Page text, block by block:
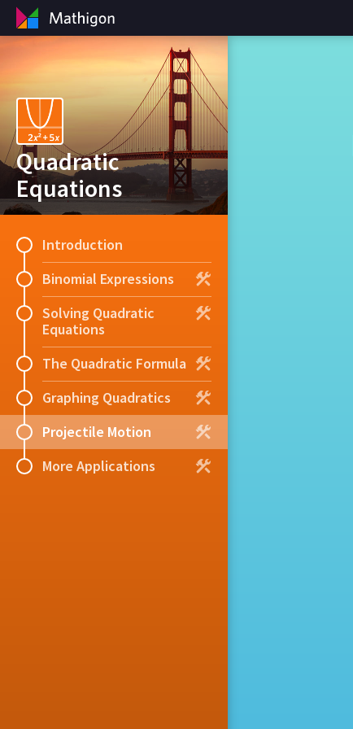
Quadratic
Equations
Introduction
Binomial Expressions
Solving Quadratic
Equations
The Quadratic Formula
Graphing Quadratics
Projectile Motion
More Applications